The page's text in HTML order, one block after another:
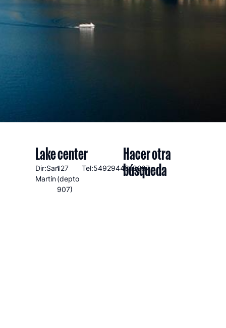
Lake center
Dir:San
Martín
127
(depto
907)
Tel:5492944318287
Hacer otra
búsqueda